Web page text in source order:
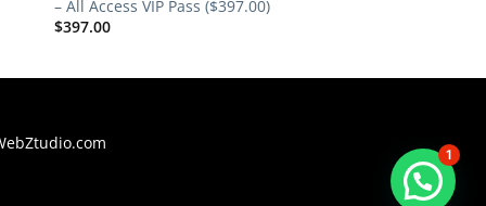
– All Access VIP Pass ($397.00)
$397.00
1